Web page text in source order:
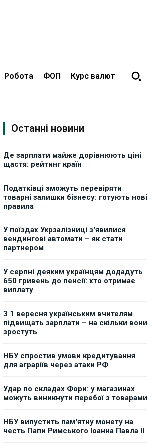
Робота ФОП Курс валют
Останні новини
Де зарплати майже дорівнюють ціні
щастя: рейтинг країн
Податківці зможуть перевіряти
товарні залишки бізнесу: готують нові
правила
У поїздах Укрзалізниці з'явилися
вендингові автомати – як стати
партнером
У серпні деяким українцям додадуть
650 гривень до пенсії: хто отримає
виплату
З 1 вересня українським вчителям
підвищать зарплати – на скільки вони
зростуть
НБУ спростив умови кредитування
для аграріїв через атаки РФ
Удар по складах Фори: у магазинах
можуть виникнути перебої з товарами
НБУ випустить пам'ятну монету на
честь Папи Римського Іоанна Павла II